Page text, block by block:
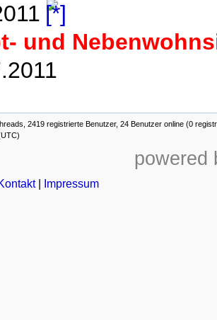
und
2419 registrierte Benutzer, 24 Benutzer online (0
powered
| Impressum